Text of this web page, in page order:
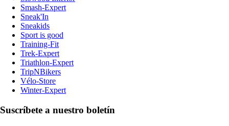
Smash-Expert
Sneak'In
Sneakids
Sport is good
Training-Fit
Trek-Expert
Triathlon-Expert
TripNBikers
Vélo-Store
Winter-Expert
Suscríbete a nuestro boletín